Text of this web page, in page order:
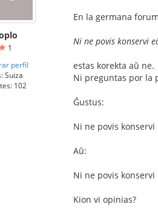
1
perfil
Suiza
102
En la germana
Ni ne povis konservi
estas korekta aŭ ne.
Ni preguntas por la
Ĝustus:
Ni ne povis konservi
Aŭ:
Ni ne povis
Kion vi opinias?